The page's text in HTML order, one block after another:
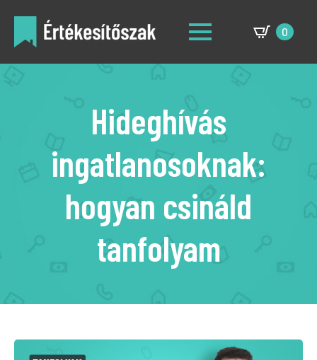
0
Hideghívás
ingatlanosoknak:
hogyan csináld
tanfolyam